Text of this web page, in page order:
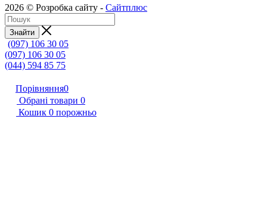
2026 © Розробка сайту - Сайтплюс
Знайти
(097) 106 30 05
(097) 106 30 05
(044) 594 85 75
Порівняння0
Обрані товари 0
Кошик 0 порожньо